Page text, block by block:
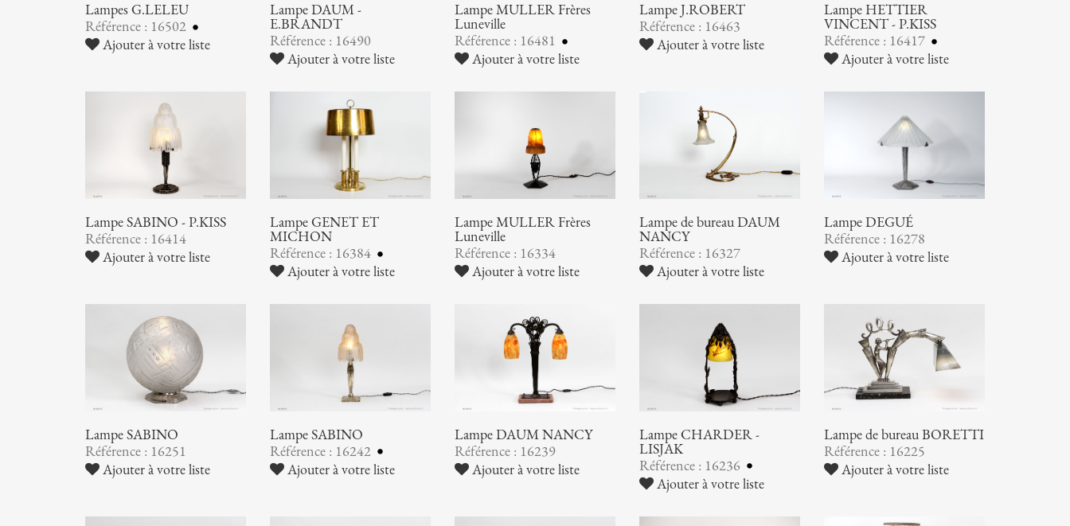
Lampes G.LELEU
Référence : 16502
Ajouter à votre liste
Lampe DAUM -
E.BRANDT
Référence : 16490
Ajouter à votre liste
Lampe MULLER Frères
Luneville
Référence : 16481
Ajouter à votre liste
Lampe J.ROBERT
Référence : 16463
Ajouter à votre liste
Lampe HETTIER
VINCENT - P.KISS
Référence : 16417
Ajouter à votre liste
Lampe SABINO - P.KISS
Référence : 16414
Ajouter à votre liste
Lampe GENET ET
MICHON
Référence : 16384
Ajouter à votre liste
Lampe MULLER Frères
Luneville
Référence : 16334
Ajouter à votre liste
Lampe de bureau DAUM
NANCY
Référence : 16327
Ajouter à votre liste
Lampe DEGUÉ
Référence : 16278
Ajouter à votre liste
Lampe SABINO
Référence : 16251
Ajouter à votre liste
Lampe SABINO
Référence : 16242
Ajouter à votre liste
Lampe DAUM NANCY
Référence : 16239
Ajouter à votre liste
Lampe CHARDER -
LISJAK
Référence : 16236
Ajouter à votre liste
Lampe de bureau BORETTI
Référence : 16225
Ajouter à votre liste